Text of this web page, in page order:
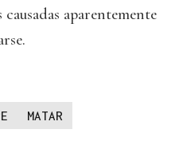
aparentemente
MATAR